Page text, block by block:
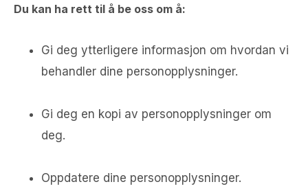
Du kan ha rett til å be oss om å:
Gi deg ytterligere informasjon om hvordan vi
behandler dine personopplysninger.
Gi deg en kopi av personopplysninger om
deg.
Oppdatere dine personopplysninger.